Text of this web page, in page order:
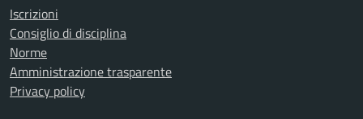
Iscrizioni
Consiglio di disciplina
Norme
Amministrazione trasparente
Privacy policy